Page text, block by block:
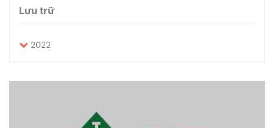
Lưu trữ
2022